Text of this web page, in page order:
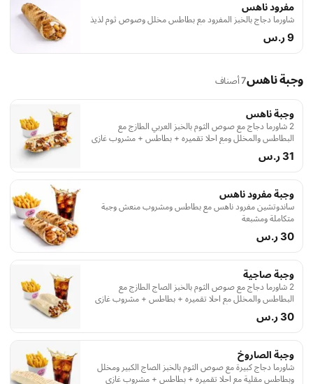
مفرود ناهس
شاورما دجاج بالخبز المفرود مع بطاطس مخلل وصوص ثوم لذيذ
9 ر.س
وجبة ناهس7 أصناف
وجبة ناهس
2 شاورما دجاج مع صوص الثوم بالخبز العربي الطازج مع
البطاطس والمخلل ومع احلا تقميره + بطاطس + مشروب غازي
31 ر.س
وجبة مفرود ناهس
ساندوتشين مفرود ناهس مع بطاطس ومشروب منعش وجبة
متكاملة ومشبعة
30 ر.س
وجبة صاجية
2 شاورما دجاج مع صوص الثوم بالخبز الصاج الطازج مع
البطاطس والمخلل مع احلا تقميره + بطاطس + مشروب غازي
30 ر.س
وجبة الصاروخ
شاورما دجاج كبيرة مع صوص الثوم بالخبز الصاج الكبير ومخلل
وبطاطس مقلية مع احلا تقميره + بطاطس + مشروب غازي